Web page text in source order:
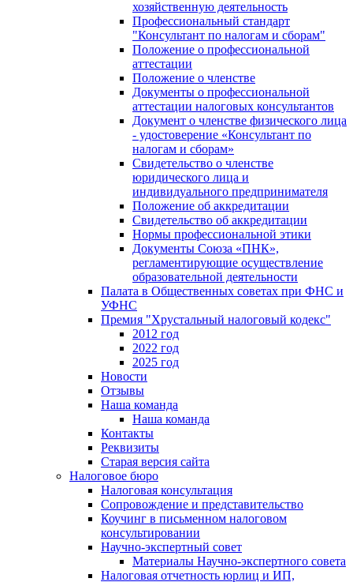
хозяйственную деятельность
Профессиональный стандарт
"Консультант по налогам и сборам"
Положение о профессиональной
аттестации
Положение о членстве
Документы о профессиональной
аттестации налоговых консультантов
Документ о членстве физического лица
- удостоверение «Консультант по
налогам и сборам»
Свидетельство о членстве
юридического лица и
индивидуального предпринимателя
Положение об аккредитации
Свидетельство об аккредитации
Нормы профессиональной этики
Документы Союза «ПНК»,
регламентирующие осуществление
образовательной деятельности
Палата в Общественных советах при ФНС и
УФНС
Премия "Хрустальный налоговый кодекс"
2012 год
2022 год
2025 год
Новости
Отзывы
Наша команда
Наша команда
Контакты
Реквизиты
Старая версия сайта
Налоговое бюро
Налоговая консультация
Cопровождение и представительство
Коучинг в письменном налоговом
консультировании
Научно-экспертный совет
Материалы Научно-экспертного совета
Налоговая отчетность юрлиц и ИП,